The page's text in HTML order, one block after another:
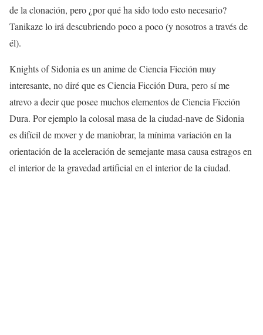
de la clonación, pero ¿por qué ha sido todo esto necesario?
Tanikaze lo irá descubriendo poco a poco (y nosotros a través de
él).
Knights of Sidonia es un anime de Ciencia Ficción muy
interesante, no diré que es Ciencia Ficción Dura, pero sí me
atrevo a decir que posee muchos elementos de Ciencia Ficción
Dura. Por ejemplo la colosal masa de la ciudad-nave de Sidonia
es difícil de mover y de maniobrar, la mínima variación en la
orientación de la aceleración de semejante masa causa estragos en
el interior de la gravedad artificial en el interior de la ciudad.